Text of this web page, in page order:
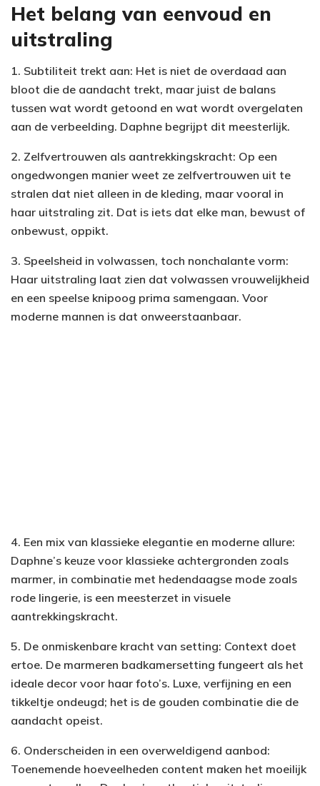
Het belang van eenvoud en
uitstraling
1. Subtiliteit trekt aan: Het is niet de overdaad aan
bloot die de aandacht trekt, maar juist de balans
tussen wat wordt getoond en wat wordt overgelaten
aan de verbeelding. Daphne begrijpt dit meesterlijk.
2. Zelfvertrouwen als aantrekkingskracht: Op een
ongedwongen manier weet ze zelfvertrouwen uit te
stralen dat niet alleen in de kleding, maar vooral in
haar uitstraling zit. Dat is iets dat elke man, bewust of
onbewust, oppikt.
3. Speelsheid in volwassen, toch nonchalante vorm:
Haar uitstraling laat zien dat volwassen vrouwelijkheid
en een speelse knipoog prima samengaan. Voor
moderne mannen is dat onweerstaanbaar.
4. Een mix van klassieke elegantie en moderne allure:
Daphne’s keuze voor klassieke achtergronden zoals
marmer, in combinatie met hedendaagse mode zoals
rode lingerie, is een meesterzet in visuele
aantrekkingskracht.
5. De onmiskenbare kracht van setting: Context doet
ertoe. De marmeren badkamersetting fungeert als het
ideale decor voor haar foto’s. Luxe, verfijning en een
tikkeltje ondeugd; het is de gouden combinatie die de
aandacht opeist.
6. Onderscheiden in een overweldigend aanbod:
Toenemende hoeveelheden content maken het moeilijk